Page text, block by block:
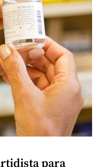
para